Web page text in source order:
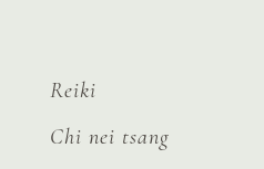
Reiki
Chi nei tsang